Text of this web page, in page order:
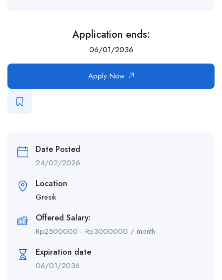
Application ends:
06/01/2036
Apply Now
Date Posted
24/02/2026
Location
Gresik
Offered Salary:
Rp2500000 - Rp3000000 / month
Expiration date
06/01/2036